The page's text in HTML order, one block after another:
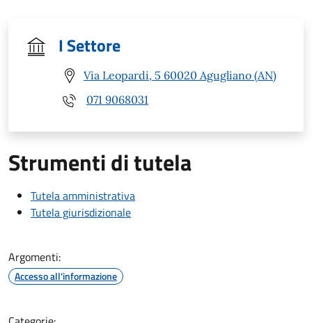
I Settore
Via Leopardi, 5 60020 Agugliano (AN)
071 9068031
Strumenti di tutela
Tutela amministrativa
Tutela giurisdizionale
Argomenti:
Accesso all'informazione